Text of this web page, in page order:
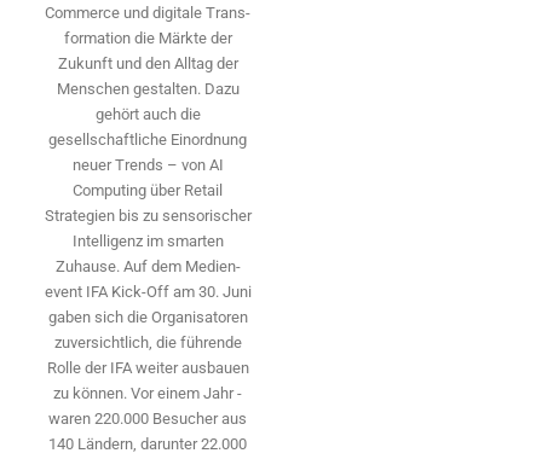
Commerce und digitale Trans­
formation die Märkte der
Zukunft und den Alltag der
Menschen gestalten. Dazu
gehört auch die
gesellschaftliche Einordnung
neuer Trends – von AI
Computing über Retail
Strategien bis zu sensorischer
Intelligenz im smarten
Zuhause. Auf dem Medien­
event IFA Kick-Off am 30. Juni
gaben sich die Organisatoren
zuversichtlich, die führende
Rolle der IFA weiter ausbauen
zu können. Vor einem Jahr ­
waren 220.000 Besucher aus
140 ­Ländern, ­darunter 22.000